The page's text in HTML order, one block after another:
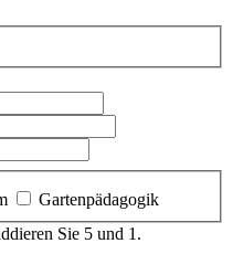
Gartenpädagogik
Sie 5 und 1.